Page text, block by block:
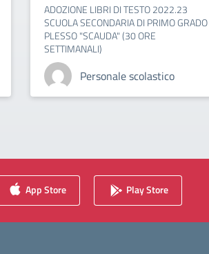
ADOZIONE LIBRI DI TESTO 2022.23
SCUOLA SECONDARIA DI PRIMO GRADO
PLESSO "SCAUDA" (30 ORE
SETTIMANALI)
Personale scolastico
App Store Play Store